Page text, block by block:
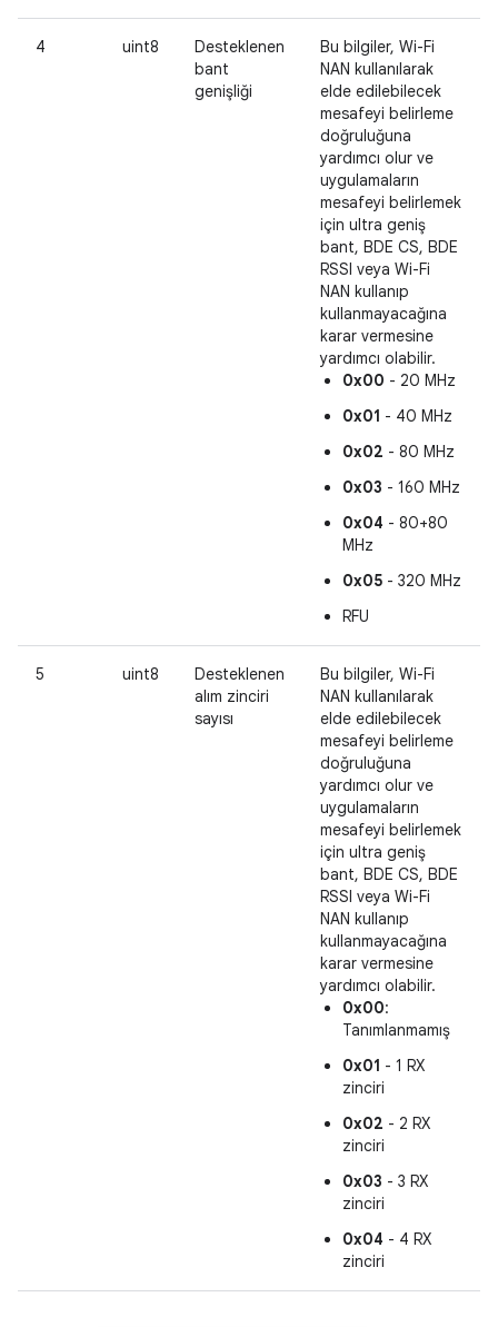
4 uint8
Desteklenen
bant
genişliği
Bu bilgiler, Wi-Fi
NAN kullanılarak
elde edilebilecek
mesafeyi belirleme
doğruluğuna
yardımcı olur ve
uygulamaların
mesafeyi belirlemek
için ultra geniş
bant, BDE CS, BDE
RSSI veya Wi-Fi
NAN kullanıp
kullanmayacağına
karar vermesine
yardımcı olabilir.
0x00 - 20 MHz
0x01 - 40 MHz
0x02 - 80 MHz
0x03 - 160 MHz
0x04 - 80+80
MHz
0x05 - 320 MHz
RFU
5 uint8
Desteklenen
alım zinciri
sayısı
Bu bilgiler, Wi-Fi
NAN kullanılarak
elde edilebilecek
mesafeyi belirleme
doğruluğuna
yardımcı olur ve
uygulamaların
mesafeyi belirlemek
için ultra geniş
bant, BDE CS, BDE
RSSI veya Wi-Fi
NAN kullanıp
kullanmayacağına
karar vermesine
yardımcı olabilir.
0x00:
Tanımlanmamış
0x01 - 1 RX
zinciri
0x02 - 2 RX
zinciri
0x03 - 3 RX
zinciri
0x04 - 4 RX
zinciri